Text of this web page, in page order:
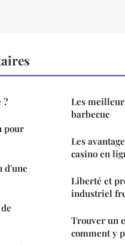
?
pour
d'une
Les
barbecue
Les
casino en
Liberté et
industriel
Trouver un
comment y